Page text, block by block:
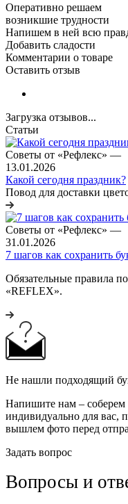
Оперативно решаем
возникшие трудности
Напишем в ней всю
Добавить сладости
Комментарии о товаре
Оставить отзыв
Загрузка отзывов...
Статьи
Советы от «Рефлекс» —
13.01.2026
Какой сегодня праздник?
Повод для доставки
Советы от «Рефлекс» —
31.01.2026
7 шагов как сохранить
Обязательные правила
«REFLEX».
Не нашли подходящий
Напишите нам –
индивидуально для вас,
вышлем фото перед
Задать вопрос
Вопросы и